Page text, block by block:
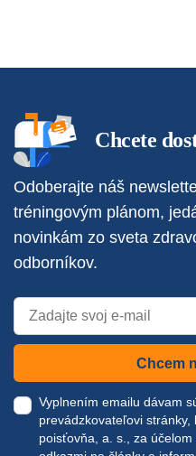
Chcete
Odoberajte náš
tréningovým plánom,
novinkám zo sveta
odborníkov.
Chcem
Vyplnením emailu dávam
prevádzkovateľovi stránky,
poisťovňa, a. s., za